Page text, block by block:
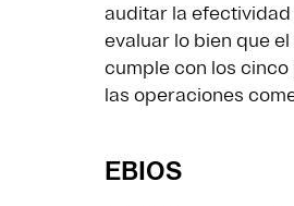
auditar la
evaluar lo bien que
cumple con los
las operaciones
EBIOS